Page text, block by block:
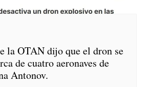
la OTAN dijo que el dron se
de cuatro aeronaves de
Antonov.